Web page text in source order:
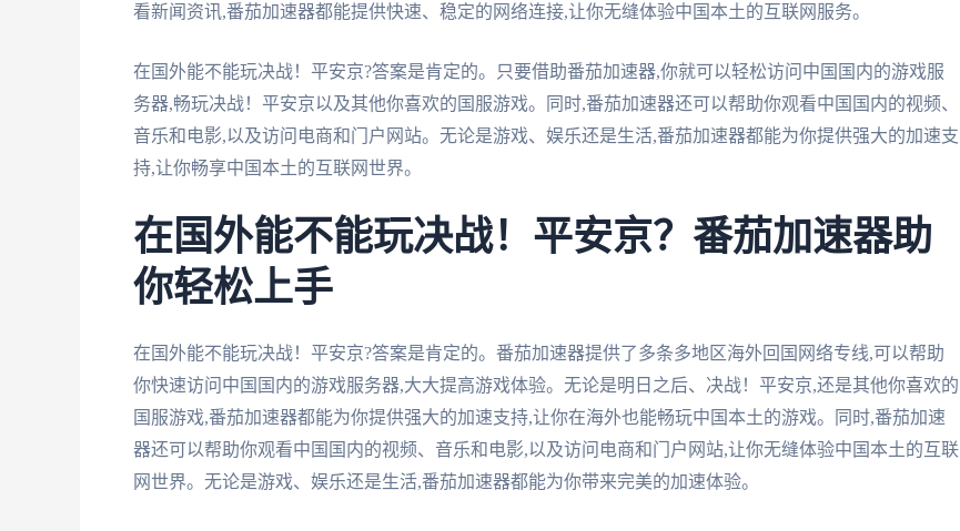
看新闻资讯,番茄加速器都能提供快速、稳定的网络连接,让你无缝体验中国本土的互联网服务。
在国外能不能玩决战！平安京?答案是肯定的。只要借助番茄加速器,你就可以轻松访问中国国内的游戏服
务器,畅玩决战！平安京以及其他你喜欢的国服游戏。同时,番茄加速器还可以帮助你观看中国国内的视频、
音乐和电影,以及访问电商和门户网站。无论是游戏、娱乐还是生活,番茄加速器都能为你提供强大的加速支
持,让你畅享中国本土的互联网世界。
在国外能不能玩决战！平安京？番茄加速器助
你轻松上手
在国外能不能玩决战！平安京?答案是肯定的。番茄加速器提供了多条多地区海外回国网络专线,可以帮助
你快速访问中国国内的游戏服务器,大大提高游戏体验。无论是明日之后、决战！平安京,还是其他你喜欢的
国服游戏,番茄加速器都能为你提供强大的加速支持,让你在海外也能畅玩中国本土的游戏。同时,番茄加速
器还可以帮助你观看中国国内的视频、音乐和电影,以及访问电商和门户网站,让你无缝体验中国本土的互联
网世界。无论是游戏、娱乐还是生活,番茄加速器都能为你带来完美的加速体验。